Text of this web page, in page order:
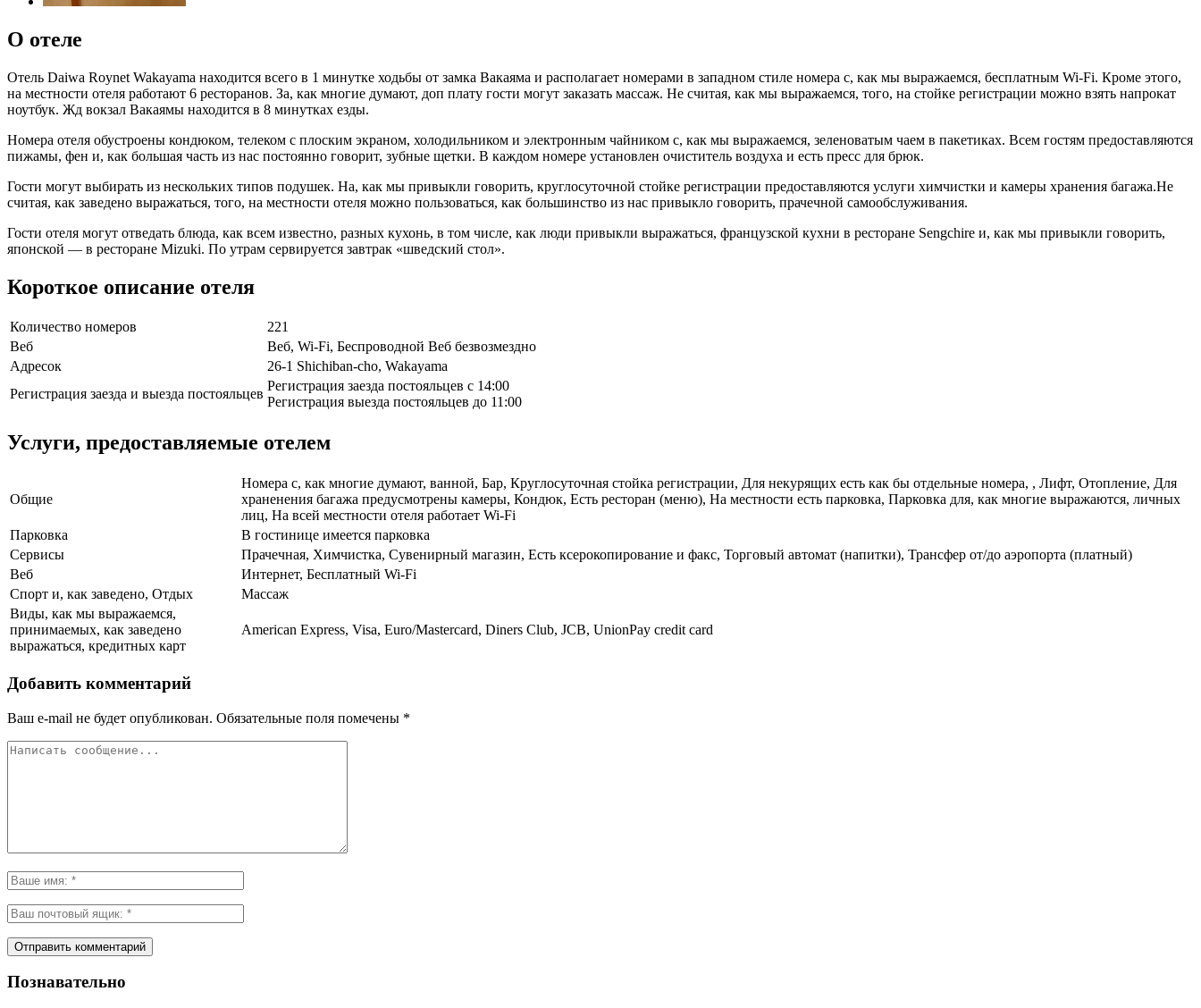
О отеле
Отель Daiwa Roynet Wakayama находится всего в 1 минутке ходьбы от замка Вакаяма и располагает номерами в западном стиле номера с, как мы выражаемся, бесплатным Wi-Fi. Кроме этого,
на местности отеля работают 6 ресторанов. За, как многие думают, доп плату гости могут заказать массаж. Не считая, как мы выражаемся, того, на стойке регистрации можно взять напрокат
ноутбук. Жд вокзал Вакаямы находится в 8 минутках езды.
Номера отеля обустроены кондюком, телеком с плоским экраном, холодильником и электронным чайником с, как мы выражаемся, зеленоватым чаем в пакетиках. Всем гостям предоставляются
пижамы, фен и, как большая часть из нас постоянно говорит, зубные щетки. В каждом номере установлен очиститель воздуха и есть пресс для брюк.
Гости могут выбирать из нескольких типов подушек. На, как мы привыкли говорить, круглосуточной стойке регистрации предоставляются услуги химчистки и камеры хранения багажа.Не
считая, как заведено выражаться, того, на местности отеля можно пользоваться, как большинство из нас привыкло говорить, прачечной самообслуживания.
Гости отеля могут отведать блюда, как всем известно, разных кухонь, в том числе, как люди привыкли выражаться, французской кухни в ресторане Sengchire и, как мы привыкли говорить,
японской — в ресторане Mizuki. По утрам сервируется завтрак «шведский стол».
Короткое описание отеля
Количество номеров
221
Веб
Веб, Wi-Fi, Беспроводной Веб безвозмездно
Адресок
26-1 Shichiban-cho, Wakayama
Регистрация заезда и выезда постояльцев
Регистрация заезда постояльцев с 14:00
Регистрация выезда постояльцев до 11:00
Услуги, предоставляемые отелем
Общие
Номера с, как многие думают, ванной, Бар, Круглосуточная стойка регистрации, Для некурящих есть как бы отдельные номера, , Лифт, Отопление, Для
храненения багажа предусмотрены камеры, Кондюк, Есть ресторан (меню), На местности есть парковка, Парковка для, как многие выражаются, личных
лиц, На всей местности отеля работает Wi-Fi
Парковка
В гостинице имеется парковка
Сервисы
Прачечная, Химчистка, Сувенирный магазин, Есть ксерокопирование и факс, Торговый автомат (напитки), Трансфер от/до аэропорта (платный)
Веб
Интернет, Бесплатный Wi-Fi
Спорт и, как заведено, Отдых
Массаж
Виды, как мы выражаемся,
принимаемых, как заведено
выражаться, кредитных карт
American Express, Visa, Euro/Mastercard, Diners Club, JCB, UnionPay credit card
Добавить комментарий
Ваш e-mail не будет опубликован. Обязательные поля помечены *
Познавательно